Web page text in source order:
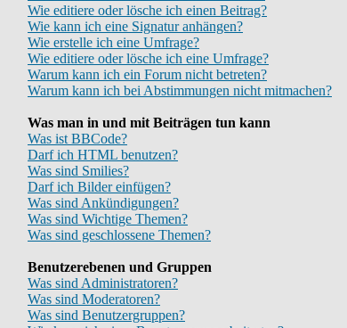
Wie editiere oder lösche ich einen Beitrag?
Wie kann ich eine Signatur anhängen?
Wie erstelle ich eine Umfrage?
Wie editiere oder lösche ich eine Umfrage?
Warum kann ich ein Forum nicht betreten?
Warum kann ich bei Abstimmungen nicht mitmachen?
Was man in und mit Beiträgen tun kann
Was ist BBCode?
Darf ich HTML benutzen?
Was sind Smilies?
Darf ich Bilder einfügen?
Was sind Ankündigungen?
Was sind Wichtige Themen?
Was sind geschlossene Themen?
Benutzerebenen und Gruppen
Was sind Administratoren?
Was sind Moderatoren?
Was sind Benutzergruppen?